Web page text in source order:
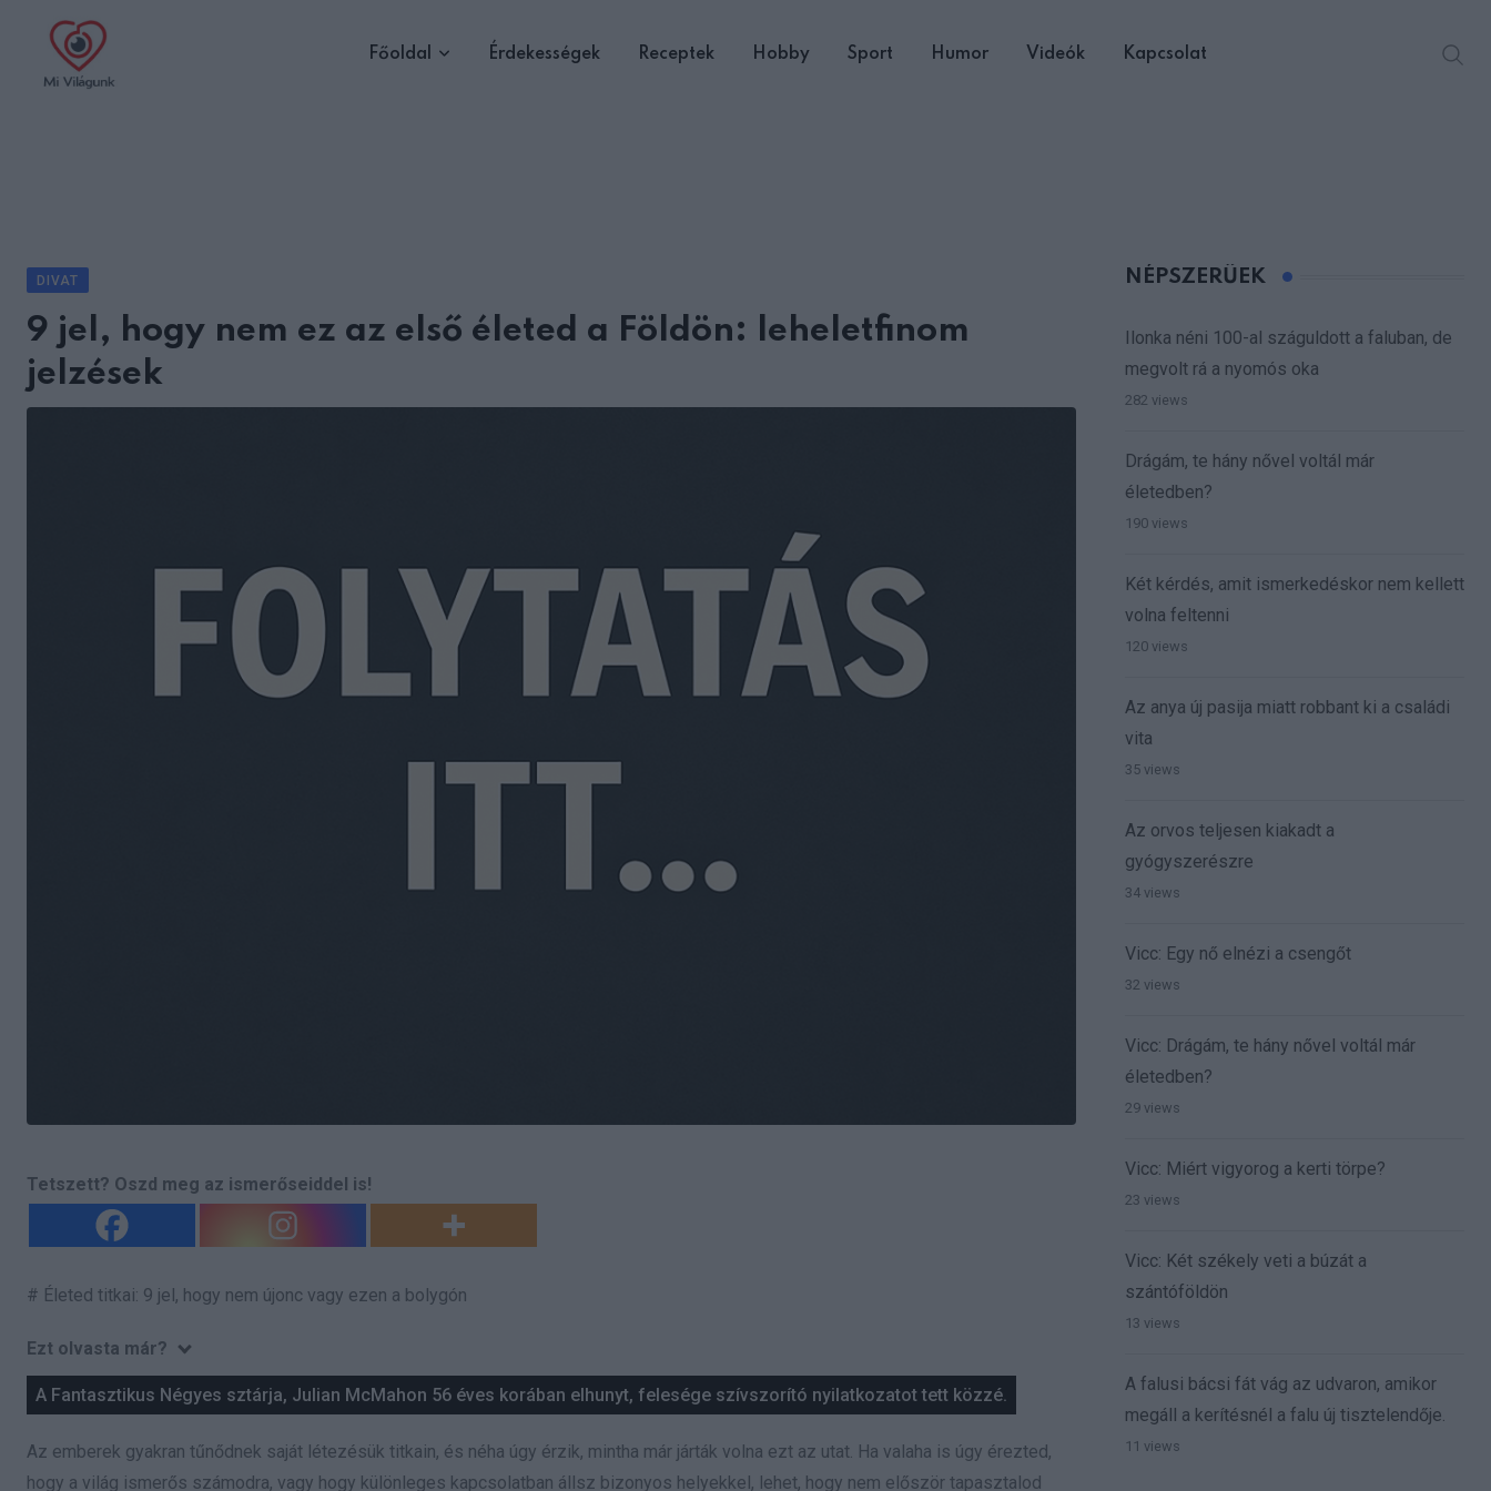
content
Főoldal Érdekességek Receptek Hobby Sport Humor Videók Kapcsolat
DIVAT
9 jel, hogy nem ez az első életed a Földön: leheletfinom
jelzések
Tetszett? Oszd meg az ismerőseiddel is!
# Életed titkai: 9 jel, hogy nem újonc vagy ezen a bolygón
Ezt olvasta már?
A Fantasztikus Négyes sztárja, Julian McMahon 56 éves korában elhunyt, felesége szívszorító nyilatkozatot tett közzé.
Az emberek gyakran tűnődnek saját létezésük titkain, és néha úgy érzik, mintha már járták volna ezt az utat. Ha valaha is úgy érezted,
hogy a világ ismerős számodra, vagy hogy különleges kapcsolatban állsz bizonyos helyekkel, lehet, hogy nem először tapasztalod
NÉPSZERŰEK
Ilonka néni 100-al száguldott a faluban, de
megvolt rá a nyomós oka
282 views
Drágám, te hány nővel voltál már
életedben?
190 views
Két kérdés, amit ismerkedéskor nem kellett
volna feltenni
120 views
Az anya új pasija miatt robbant ki a családi
vita
35 views
Az orvos teljesen kiakadt a
gyógyszerészre
34 views
Vicc: Egy nő elnézi a csengőt
32 views
Vicc: Drágám, te hány nővel voltál már
életedben?
29 views
Vicc: Miért vigyorog a kerti törpe?
23 views
Vicc: Két székely veti a búzát a
szántóföldön
13 views
A falusi bácsi fát vág az udvaron, amikor
megáll a kerítésnél a falu új tisztelendője.
11 views